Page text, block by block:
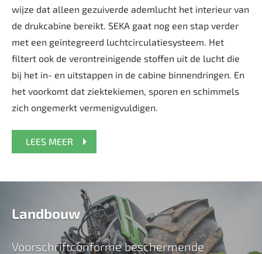
wijze dat alleen gezuiverde ademlucht het interieur van
de drukcabine bereikt. SEKA gaat nog een stap verder
met een geïntegreerd luchtcirculatiesysteem. Het
filtert ook de verontreinigende stoffen uit de lucht die
bij het in- en uitstappen in de cabine binnendringen. En
het voorkomt dat ziektekiemen, sporen en schimmels
zich ongemerkt vermenigvuldigen.
LEES MEER
Landbouw
Voorschriftconforme beschermende